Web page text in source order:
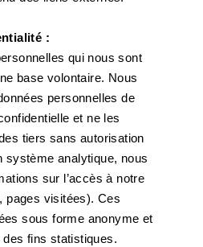
:
qui nous sont
base volontaire. Nous
personnelles de
et ne les
tiers sans autorisation
système analytique, nous
sur l’accès à notre
pages visitées). Ces
sous forme anonyme et
des fins statistiques.